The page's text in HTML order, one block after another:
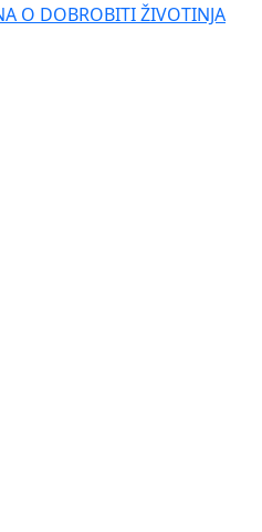
O DOBROBITI ŽIVOTINJA